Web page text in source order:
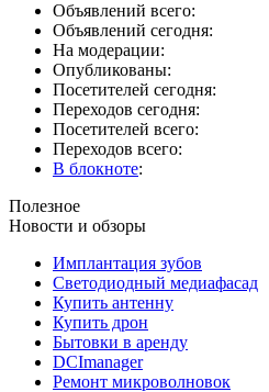
Объявлений всего:
Объявлений сегодня:
На модерации:
Опубликованы:
Посетителей сегодня:
Переходов сегодня:
Посетителей всего:
Переходов всего:
В блокноте:
Полезное
Новости и обзоры
Имплантация зубов
Светодиодный медиафасад
Купить антенну
Купить дрон
Бытовки в аренду
DCImanager
Ремонт микроволновок